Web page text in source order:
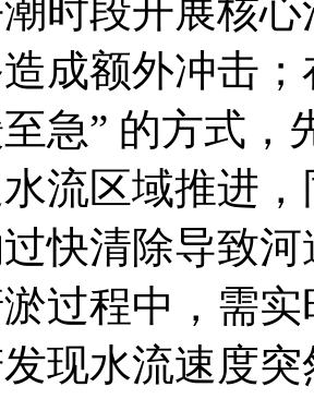
时段开展核
成额外冲击
急” 的方式，
流区域推进
快清除导致
过程中，需
现水流速度